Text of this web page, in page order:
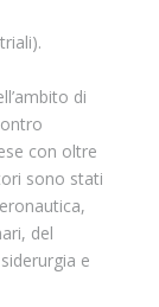
di
con oltre
sono stati
del
e